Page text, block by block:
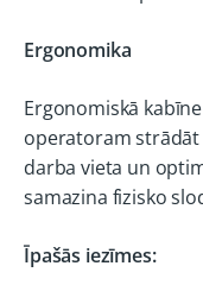
Ergonomika
Ergonomiskā
operatoram strādāt
darba vieta un
samazina fizisko
Īpašās iezīmes: